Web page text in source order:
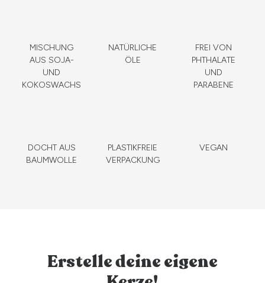
MISCHUNG
AUS SOJA-
UND
KOKOSWACHS
NATÜRLICHE
ÖLE
FREI VON
PHTHALATE
UND
PARABENE
DOCHT AUS
BAUMWOLLE
PLASTIKFREIE
VERPACKUNG
VEGAN
Erstelle deine eigene